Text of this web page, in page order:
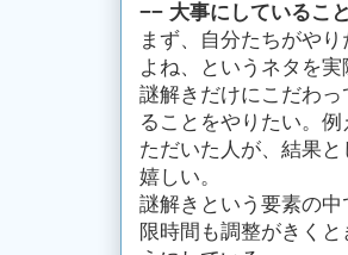
−− 大事にしているこ
まず、自分たちがや
よね、というネタを実
謎解きだけにこだわ
ることをやりたい。
ただいた人が、結果
嬉しい。
謎解きという要素の
限時間も調整がきく